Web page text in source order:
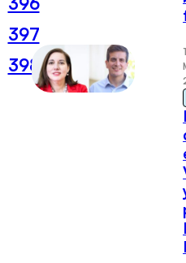
397
398